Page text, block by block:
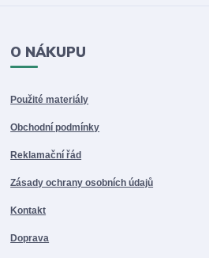
O NÁKUPU
Použité materiály
Obchodní podmínky
Reklamační řád
Zásady ochrany osobních údajů
Kontakt
Doprava